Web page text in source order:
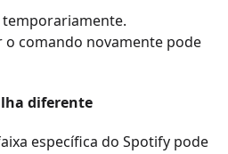
temporariamente.
o comando novamente pode
diferente
específica do Spotify pode